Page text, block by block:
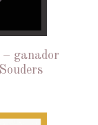
ganador